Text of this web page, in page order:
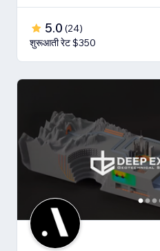
5.0 (24)
शुरूआती रेट $350